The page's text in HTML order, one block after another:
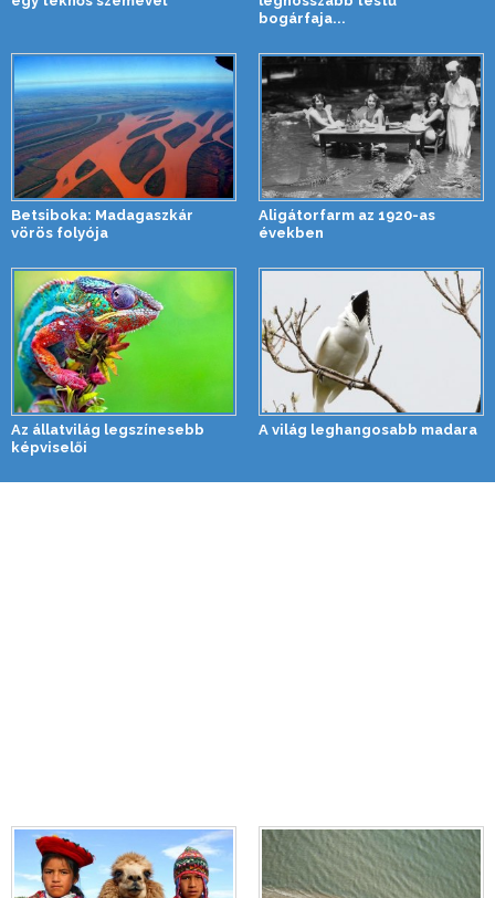
bogárfaja...
Betsiboka: Madagaszkár
vörös folyója
Aligátorfarm az 1920-as
években
Az állatvilág legszínesebb
képviselői
A világ leghangosabb madara